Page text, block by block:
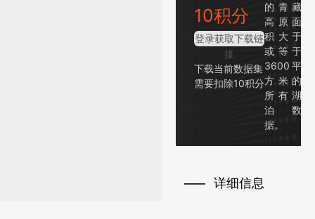
10积分
登录获取下载链
接
下载当前数据集
需要扣除10积分
的青藏
高原面
积大于
或等于
3600平
方米的
所有湖
泊数
据。
详细信息